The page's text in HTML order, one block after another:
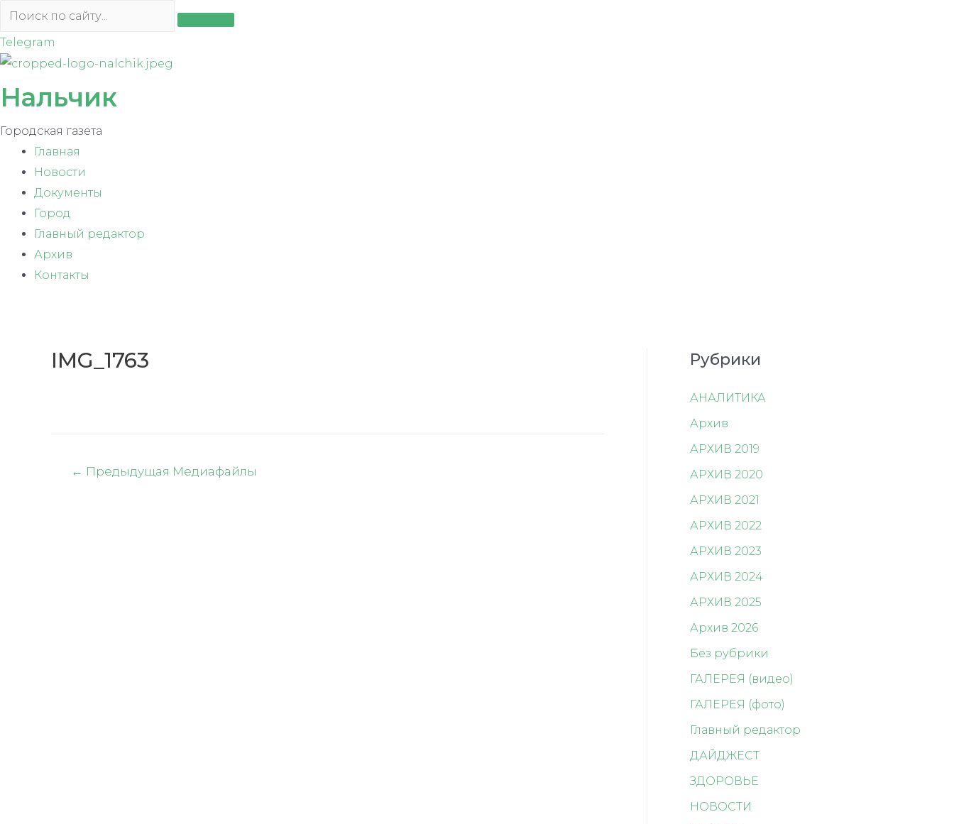
Перейти
содержимому
Telegram
Нальчик
Городская газета
Главная
Новости
Документы
Город
Главный редактор
Архив
Контакты
IMG_1763
Навигация
← Предыдущая Медиафайлы
Рубрики
АНАЛИТИКА
Архив
АРХИВ 2019
АРХИВ 2020
АРХИВ 2021
АРХИВ 2022
АРХИВ 2023
АРХИВ 2024
АРХИВ 2025
Архив 2026
Без рубрики
ГАЛЕРЕЯ (видео)
ГАЛЕРЕЯ (фото)
Главный редактор
ДАЙДЖЕСТ
ЗДОРОВЬЕ
НОВОСТИ